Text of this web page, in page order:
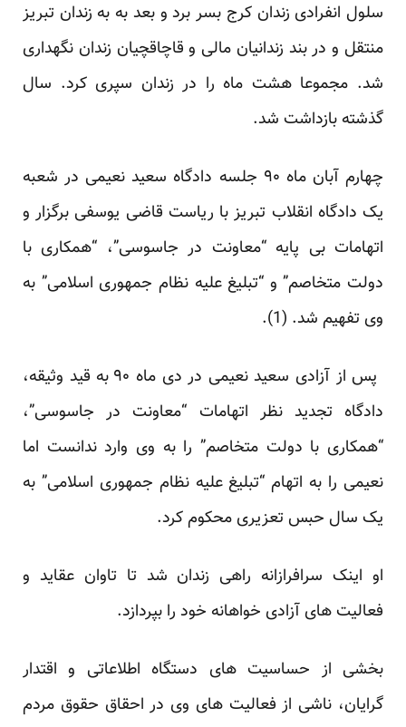
سلول انفرادی زندان کرج بسر برد و بعد به به زندان تبریز
منتقل و در بند زندانیان مالی و قاچاقچیان زندان نگهداری
شد. مجموعا هشت ماه را در زندان سپری کرد. سال
گذشته بازداشت شد.
چهارم آبان ماه ۹۰ جلسه دادگاه سعید نعیمی در شعبه
یک دادگاه انقلاب تبریز با ریاست قاضی یوسفی برگزار و
اتهامات بی پایه “معاونت در جاسوسی”، “همکاری با
دولت متخاصم” و “تبلیغ علیه نظام جمهوری اسلامی” به
وی تفهیم شد. (1).
پس از آزادی سعید نعیمی در دی ماه ۹۰ به قید وثیقه،
دادگاه تجدید نظر اتهامات “معاونت در جاسوسی”،
“همکاری با دولت متخاصم” را به وی وارد ندانست اما
نعیمی را به اتهام “تبلیغ علیه نظام جمهوری اسلامی” به
یک سال حبس تعزیری محکوم کرد.
او اینک سرافرازانه راهی زندان شد تا تاوان عقاید و
فعالیت های آزادی خواهانه خود را بپردازد.
بخشی از حساسیت های دستگاه اطلاعاتی و اقتدار
گرایان، ناشی از فعالیت های وی در احقاق حقوق مردم